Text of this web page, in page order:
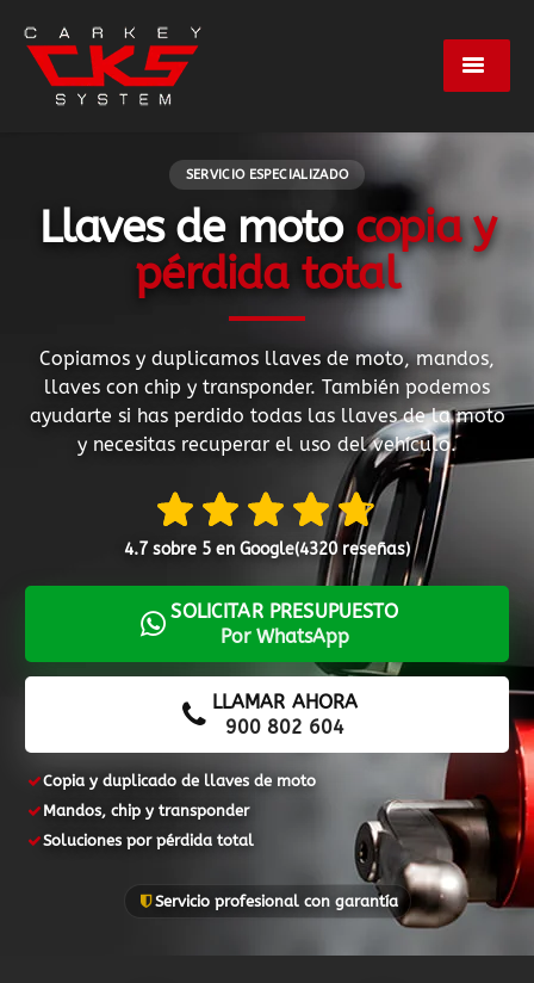
Marcas
Empresa
900 802 604
LLAMA GRATIS
SERVICIO ESPECIALIZADO
Llaves de moto copia y
pérdida total
Copiamos y duplicamos llaves de moto, mandos,
llaves con chip y transponder. También podemos
ayudarte si has perdido todas las llaves de la moto
y necesitas recuperar el uso del vehículo.
4.7 sobre 5 en Google(4320 reseñas)
SOLICITAR PRESUPUESTO
Por WhatsApp
LLAMAR AHORA
900 802 604
Copia y duplicado de llaves de moto
Mandos, chip y transponder
Soluciones por pérdida total
Servicio profesional con garantía